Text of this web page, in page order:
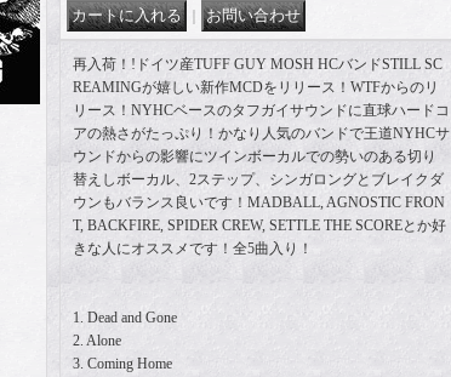
再入荷！!ドイツ産TUFF GUY MOSH HCバンドSTILL SC
REAMINGが嬉しい新作MCDをリリース！WTFからのリ
リース！NYHCベースのタフガイサウンドに直球ハードコ
アの熱さがたっぷり！かなり人気のバンドで王道NYHCサ
ウンドからの影響にツインボーカルでの勢いのある切り
替えしボーカル、2ステップ、シンガロングとブレイクダ
ウンもバランス良いです！MADBALL, AGNOSTIC FRON
T, BACKFIRE, SPIDER CREW, SETTLE THE SCOREとか好
きな人にオススメです！全5曲入り！
1. Dead and Gone
2. Alone
3. Coming Home